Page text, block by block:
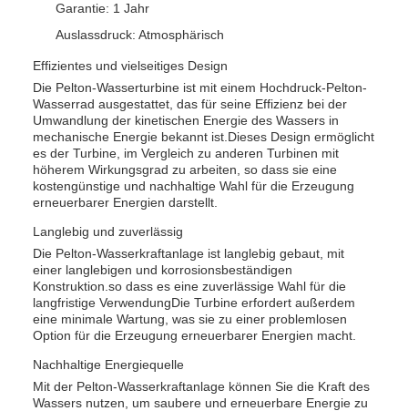
Garantie: 1 Jahr
Auslassdruck: Atmosphärisch
Effizientes und vielseitiges Design
Die Pelton-Wasserturbine ist mit einem Hochdruck-Pelton-
Wasserrad ausgestattet, das für seine Effizienz bei der
Umwandlung der kinetischen Energie des Wassers in
mechanische Energie bekannt ist.Dieses Design ermöglicht
es der Turbine, im Vergleich zu anderen Turbinen mit
höherem Wirkungsgrad zu arbeiten, so dass sie eine
kostengünstige und nachhaltige Wahl für die Erzeugung
erneuerbarer Energien darstellt.
Langlebig und zuverlässig
Die Pelton-Wasserkraftanlage ist langlebig gebaut, mit
einer langlebigen und korrosionsbeständigen
Konstruktion.so dass es eine zuverlässige Wahl für die
langfristige VerwendungDie Turbine erfordert außerdem
eine minimale Wartung, was sie zu einer problemlosen
Option für die Erzeugung erneuerbarer Energien macht.
Nachhaltige Energiequelle
Mit der Pelton-Wasserkraftanlage können Sie die Kraft des
Wassers nutzen, um saubere und erneuerbare Energie zu